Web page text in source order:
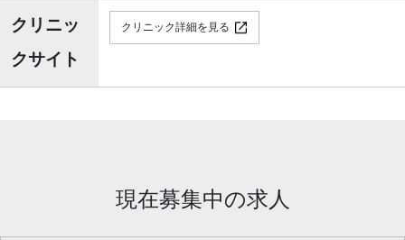
クリニッ
クサイト
クリニック詳細を見る
現在募集中の求人